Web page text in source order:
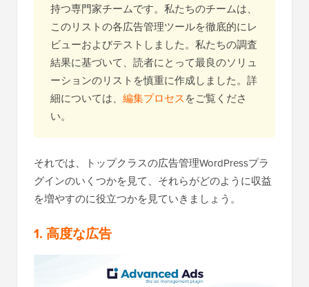
持つ専門家チームです。私たちのチームは、
このリストの各広告管理ツールを徹底的にレ
ビューおよびテストしました。私たちの調査
結果に基づいて、読者にとって最良のソリュ
ーションのリストを慎重に作成しました。詳
細については、 編集プロセスをご覧くださ
い。
それでは、トップクラスの広告管理WordPressプラ
グインのいくつかを見て、それらがどのように収益
を増やすのに役立つかを見ていきましょう。
1. 高度な広告